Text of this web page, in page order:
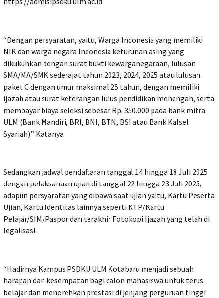
“Dengan persyaratan, yaitu, Warga Indonesia yang memiliki
NIK dan warga negara Indonesia keturunan asing yang
dikukuhkan dengan surat bukti kewarganegaraan, lulusan
SMA/MA/SMK sederajat tahun 2023, 2024, 2025 atau lulusan
paket C dengan umur maksimal 25 tahun, dengan memiliki
ijazah atau surat keterangan lulus pendidikan menengah, serta
membayar biaya seleksi sebesar Rp. 350.000 pada bank mitra
ULM (Bank Mandiri, BRI, BNI, BTN, BSI atau Bank Kalsel
Syariah).” Katanya
Sedangkan jadwal pendaftaran tanggal 14 hingga 18 Juli 2025
dengan pelaksanaan ujian di tanggal 22 hingga 23 Juli 2025,
adapun persyaratan yang dibawa saat ujian yaitu, Kartu Peserta
Ujian, Kartu Identitas lainnya seperti KTP/Kartu
Pelajar/SIM/Paspor dan terakhir Fotokopi Ijazah yang telah di
legalisasi.
“Hadirnya Kampus PSDKU ULM Kotabaru menjadi sebuah
harapan dan kesempatan bagi calon mahasiswa untuk terus
belajar dan menorehkan prestasi di jenjang perguruan tinggi